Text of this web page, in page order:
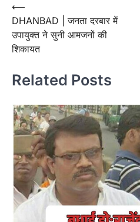
Post
navigation
⟵
DHANBAD | जनता दरबार में
उपायुक्त ने सुनी आमजनों की
शिकायत
Related Posts